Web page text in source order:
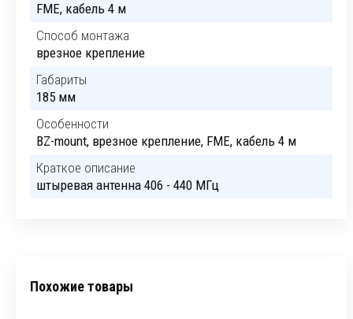
FME, кабель 4 м
Способ монтажа
врезное крепление
Габариты
185 мм
Особенности
BZ-mount, врезное крепление, FME, кабель 4 м
Краткое описание
штыревая антенна 406 - 440 МГц
Похожие товары